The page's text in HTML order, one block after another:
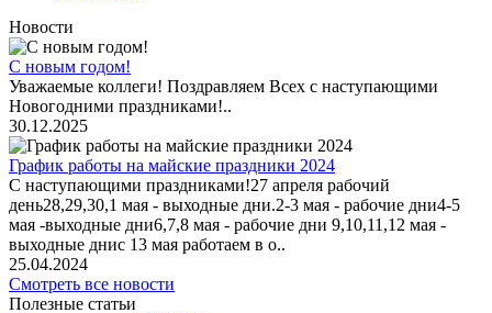
Новости
С новым годом!
Уважаемые коллеги! Поздравляем Всех с наступающими
Новогодними праздниками!..
30.12.2025
График работы на майские праздники 2024
С наступающими праздниками!27 апреля рабочий
день28,29,30,1 мая - выходные дни.2-3 мая - рабочие дни4-5
мая -выходные дни6,7,8 мая - рабочие дни 9,10,11,12 мая -
выходные днис 13 мая работаем в о..
25.04.2024
Смотреть все новости
Полезные статьи